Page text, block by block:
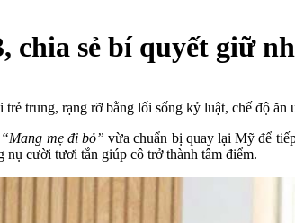
sẻ bí quyết giữ
trung, rạng rỡ bằng lối sống kỷ luật, chế độ
“Mang mẹ đi bỏ” vừa chuẩn bị quay lại Mỹ để
nụ cười tươi tắn giúp cô trở thành tâm điểm.